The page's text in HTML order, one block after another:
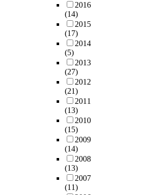
2016
(14)
2015
(17)
2014
(5)
2013
(27)
2012
(21)
2011
(13)
2010
(15)
2009
(14)
2008
(13)
2007
(11)